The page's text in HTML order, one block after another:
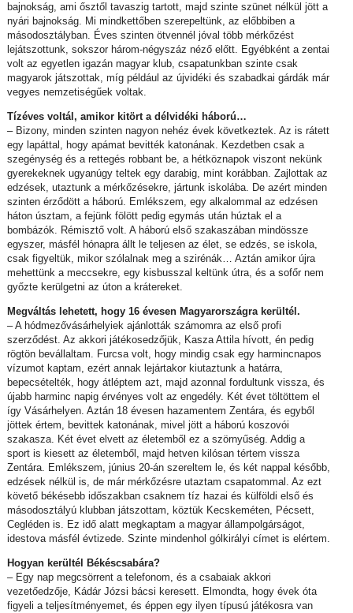
bajnokság, ami ősztől tavaszig tartott, majd szinte szünet nélkül jött a
nyári bajnokság. Mi mindkettőben szerepeltünk, az előbbiben a
másodosztályban. Éves szinten ötvennél jóval több mérkőzést
lejátszottunk, sokszor három-négyszáz néző előtt. Egyébként a zentai
volt az egyetlen igazán magyar klub, csapatunkban szinte csak
magyarok játszottak, míg például az újvidéki és szabadkai gárdák már
vegyes nemzetiségűek voltak.
Tízéves voltál, amikor kitört a délvidéki háború…
– Bizony, minden szinten nagyon nehéz évek következtek. Az is rátett
egy lapáttal, hogy apámat bevitték katonának. Kezdetben csak a
szegénység és a rettegés robbant be, a hétköznapok viszont nekünk
gyerekeknek ugyanúgy teltek egy darabig, mint korábban. Zajlottak az
edzések, utaztunk a mérkőzésekre, jártunk iskolába. De azért minden
szinten érződött a háború. Emlékszem, egy alkalommal az edzésen
háton úsztam, a fejünk fölött pedig egymás után húztak el a
bombázók. Rémisztő volt. A háború első szakaszában mindössze
egyszer, másfél hónapra állt le teljesen az élet, se edzés, se iskola,
csak figyeltük, mikor szólalnak meg a szirénák… Aztán amikor újra
mehettünk a meccsekre, egy kisbusszal keltünk útra, és a sofőr nem
győzte kerülgetni az úton a krátereket.
Megváltás lehetett, hogy 16 évesen Magyarországra kerültél.
– A hódmezővásárhelyiek ajánlották számomra az első profi
szerződést. Az akkori játékosedzőjük, Kasza Attila hívott, én pedig
rögtön bevállaltam. Furcsa volt, hogy mindig csak egy harmincnapos
vízumot kaptam, ezért annak lejártakor kiutaztunk a határra,
bepecsételték, hogy átléptem azt, majd azonnal fordultunk vissza, és
újabb harminc napig érvényes volt az engedély. Két évet töltöttem el
így Vásárhelyen. Aztán 18 évesen hazamentem Zentára, és egyből
jöttek értem, bevittek katonának, mivel jött a háború koszovói
szakasza. Két évet elvett az életemből ez a szörnyűség. Addig a
sport is kiesett az életemből, majd hetven kilósan tértem vissza
Zentára. Emlékszem, június 20-án szereltem le, és két nappal később,
edzések nélkül is, de már mérkőzésre utaztam csapatommal. Az ezt
követő békésebb időszakban csaknem tíz hazai és külföldi első és
másodosztályú klubban játszottam, köztük Kecskeméten, Pécsett,
Cegléden is. Ez idő alatt megkaptam a magyar állampolgárságot,
idestova másfél évtizede. Szinte mindenhol gólkirályi címet is elértem.
Hogyan kerültél Békéscsabára?
– Egy nap megcsörrent a telefonom, és a csabaiak akkori
vezetőedzője, Kádár Józsi bácsi keresett. Elmondta, hogy évek óta
figyeli a teljesítményemet, és éppen egy ilyen típusú játékosra van